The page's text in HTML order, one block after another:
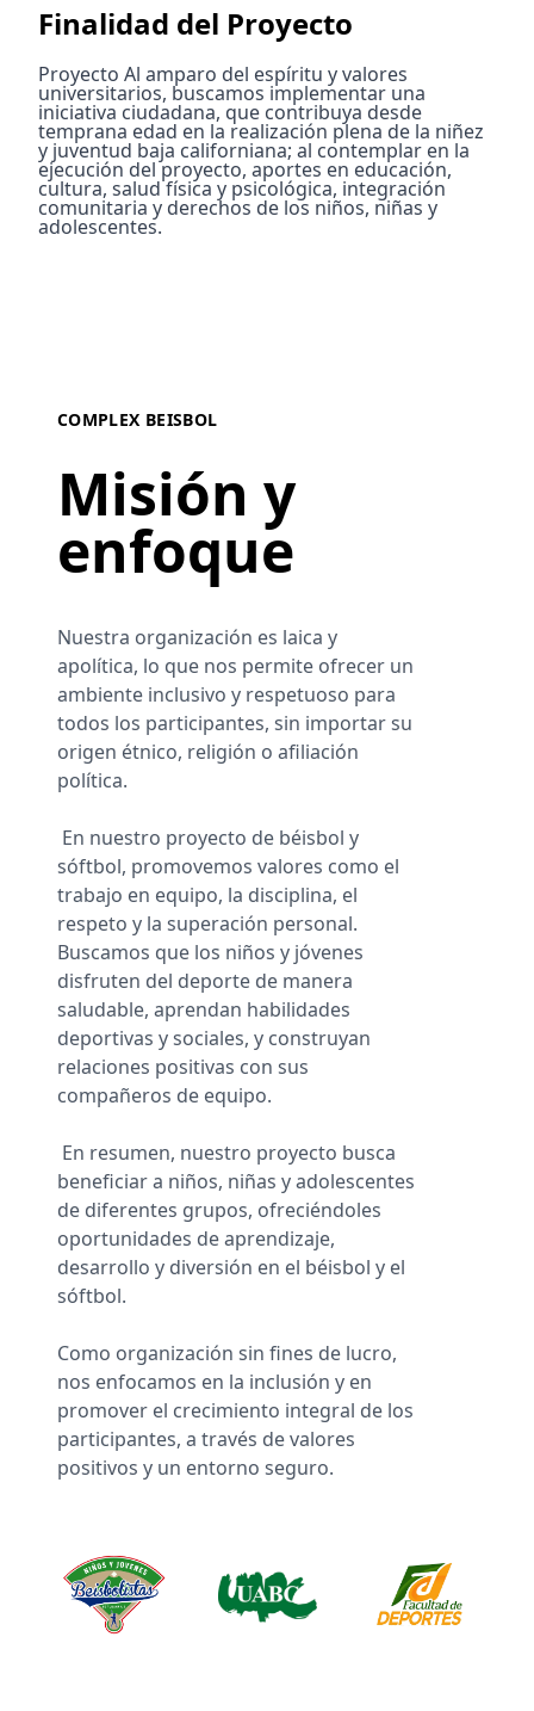
Finalidad del Proyecto
Proyecto Al amparo del espíritu y valores
universitarios, buscamos implementar una
iniciativa ciudadana, que contribuya desde
temprana edad en la realización plena de la niñez
y juventud baja californiana; al contemplar en la
ejecución del proyecto, aportes en educación,
cultura, salud física y psicológica, integración
comunitaria y derechos de los niños, niñas y
adolescentes.
COMPLEX BEISBOL
Misión y
enfoque
Nuestra organización es laica y
apolítica, lo que nos permite ofrecer un
ambiente inclusivo y respetuoso para
todos los participantes, sin importar su
origen étnico, religión o afiliación
política.
En nuestro proyecto de béisbol y
sóftbol, promovemos valores como el
trabajo en equipo, la disciplina, el
respeto y la superación personal.
Buscamos que los niños y jóvenes
disfruten del deporte de manera
saludable, aprendan habilidades
deportivas y sociales, y construyan
relaciones positivas con sus
compañeros de equipo.
En resumen, nuestro proyecto busca
beneficiar a niños, niñas y adolescentes
de diferentes grupos, ofreciéndoles
oportunidades de aprendizaje,
desarrollo y diversión en el béisbol y el
sóftbol.
Como organización sin fines de lucro,
nos enfocamos en la inclusión y en
promover el crecimiento integral de los
participantes, a través de valores
positivos y un entorno seguro.